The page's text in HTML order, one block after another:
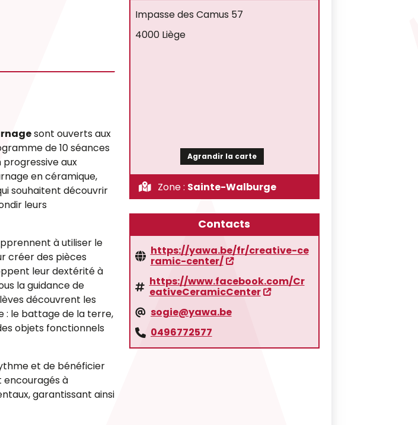
sont ouverts aux
de 10 séances
aux
en céramique,
souhaitent découvrir
leurs
à utiliser le
créer des pièces
leur dextérité à
la guidance de
découvrent les
: le battage de la terre,
objets fonctionnels
et de bénéficier
encouragés à
garantissant ainsi
Impasse des Camus 57
4000 Liège
Agrandir la carte
Zone : Sainte-Walburge
Contacts
https://yawa.be/fr/creative-ce
ramic-center/
https://www.facebook.com/Cr
eativeCeramicCenter
sogie@yawa.be
0496772577